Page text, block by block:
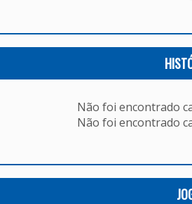
Não foi encontrado
Não foi encontrado